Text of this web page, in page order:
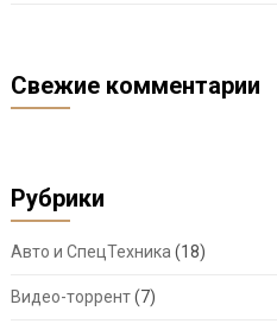
Свежие комментарии
Рубрики
Авто и СпецТехника (18)
Видео-торрент(7)